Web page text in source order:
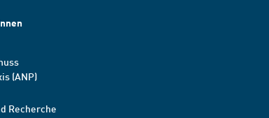
(ANP)
Recherche